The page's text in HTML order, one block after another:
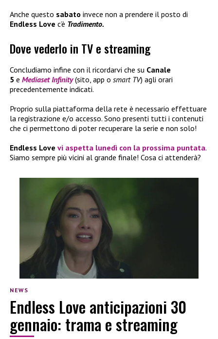
Anche questo sabato invece non a prendere il posto di
Endless Love c’è Tradimento.
Dove vederlo in TV e streaming
Concludiamo infine con il ricordarvi che su Canale
5 e Mediaset Infinity(sito, app o smart TV) agli orari
precedentemente indicati.
Proprio sulla piattaforma della rete è necessario effettuare
la registrazione e/o accesso. Sono presenti tutti i contenuti
che ci permettono di poter recuperare la serie e non solo!
Endless Love vi aspetta lunedì con la prossima puntata.
Siamo sempre più vicini al grande finale! Cosa ci attenderà?
NEWS
Endless Love anticipazioni 30
gennaio: trama e streaming